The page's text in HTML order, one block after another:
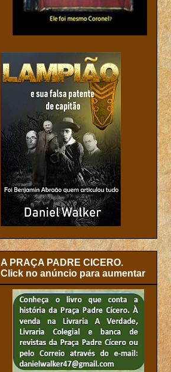
A PRAÇA PADRE CICERO.
Click no anúncio para aumentar